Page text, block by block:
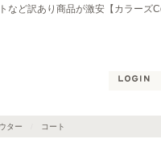
など訳あり商品が激安【カラーズ
ター コート